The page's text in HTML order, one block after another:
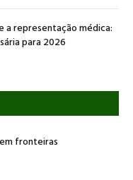
a representação médica:
para 2026
fronteiras